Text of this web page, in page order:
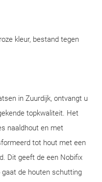
kleur, bestand tegen
in Zuurdijk, ontvangt u
topkwaliteit. Het
naaldhout en met
tot hout met een
Dit geeft de een Nobifix
de houten schutting